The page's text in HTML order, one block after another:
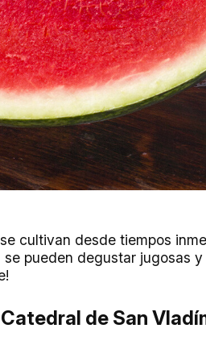
cultivan desde tiempos
pueden degustar jugosas
Catedral de San